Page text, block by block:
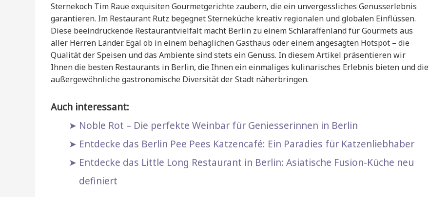
Sternekoch Tim Raue exquisiten Gourmetgerichte zaubern, die ein unvergessliches Genusserlebnis
garantieren. Im Restaurant Rutz begegnet Sterneküche kreativ regionalen und globalen Einflüssen.
Diese beeindruckende Restaurantvielfalt macht Berlin zu einem Schlaraffenland für Gourmets aus
aller Herren Länder. Egal ob in einem behaglichen Gasthaus oder einem angesagten Hotspot – die
Qualität der Speisen und das Ambiente sind stets ein Genuss. In diesem Artikel präsentieren wir
Ihnen die besten Restaurants in Berlin, die Ihnen ein einmaliges kulinarisches Erlebnis bieten und die
außergewöhnliche gastronomische Diversität der Stadt näherbringen.
Auch interessant:
Noble Rot – Die perfekte Weinbar für Geniesserinnen in Berlin
Entdecke das Berlin Pee Pees Katzencafé: Ein Paradies für Katzenliebhaber
Entdecke das Little Long Restaurant in Berlin: Asiatische Fusion-Küche neu
definiert